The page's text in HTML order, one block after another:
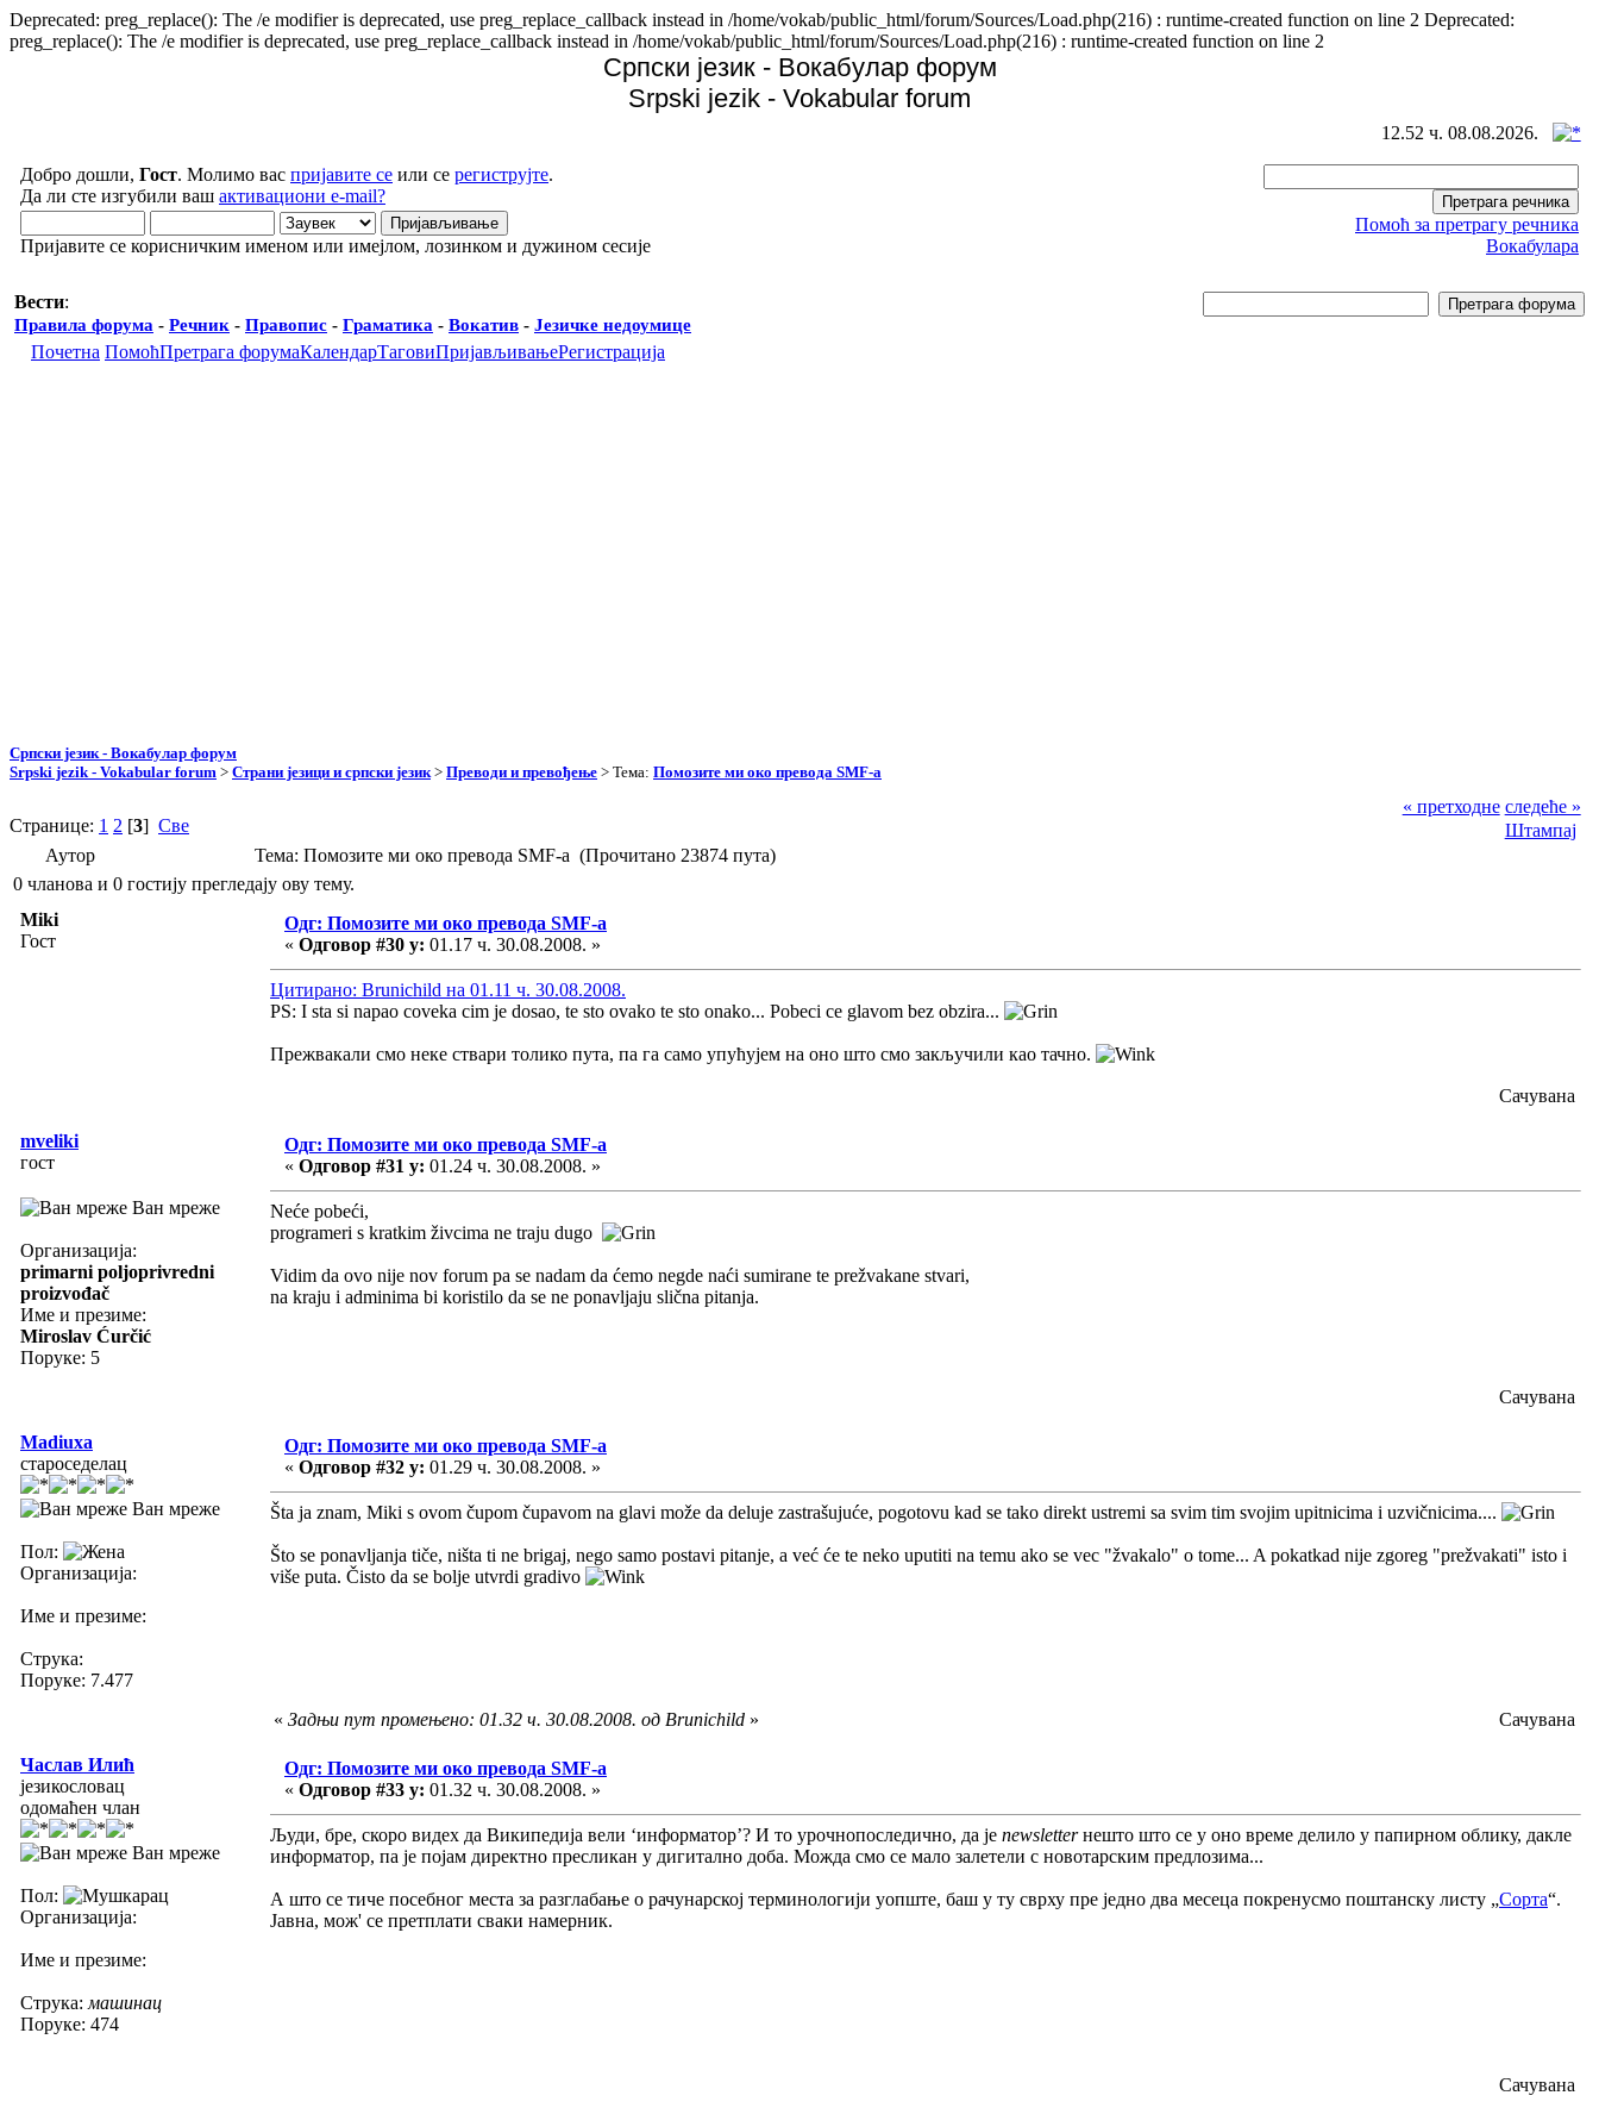
Deprecated: preg_replace(): The /e modifier is deprecated, use preg_replace_callback instead in /home/vokab/public_html/forum/Sources/Load.php(216) : runtime-created function on line 2 Deprecated:
preg_replace(): The /e modifier is deprecated, use preg_replace_callback instead in /home/vokab/public_html/forum/Sources/Load.php(216) : runtime-created function on line 2
Српски језик - Вокабулар форум
Srpski jezik - Vokabular forum
12.52 ч. 08.08.2026.
Добро дошли, Гост. Молимо вас пријавите се или се региструјте.
Да ли сте изгубили ваш активациони e-mail?
Пријавите се корисничким именом или имејлом, лозинком и дужином сесије
Помоћ за претрагу речника
Вокабулара
Вести:
Правила форума - Речник - Правопис - Граматика - Вокатив - Језичке недоумице
Почетна ПомоћПретрага форумаКалендарТаговиПријављивањеРегистрација
Српски језик - Вокабулар форум
Srpski jezik - Vokabular forum > Страни језици и српски језик > Преводи и превођење > Тема: Помозите ми око превода SMF-a
Странице: 1 2 [3] Све
« претходне следеће »
Штампај
Аутор
Тема: Помозите ми око превода SMF-a (Прочитано 23874 пута)
0 чланова и 0 гостију прегледају ову тему.
Miki
Гост
Одг: Помозите ми око превода SMF-a
« Одговор #30 у: 01.17 ч. 30.08.2008. »
Цитирано: Brunichild на 01.11 ч. 30.08.2008.
PS: I sta si napao coveka cim je dosao, te sto ovako te sto onako... Pobeci ce glavom bez obzira...
Прежвакали смо неке ствари толико пута, па га само упућујем на оно што смо закључили као тачно.
Сачувана
mveliki
гост
Ван мреже
Организација:
primarni poljoprivredni
proizvođač
Име и презиме:
Miroslav Ćurčić
Поруке: 5
Одг: Помозите ми око превода SMF-a
« Одговор #31 у: 01.24 ч. 30.08.2008. »
Neće pobeći,
programeri s kratkim živcima ne traju dugo
Vidim da ovo nije nov forum pa se nadam da ćemo negde naći sumirane te prežvakane stvari,
na kraju i adminima bi koristilo da se ne ponavljaju slična pitanja.
Сачувана
Madiuxa
староседелац
Ван мреже
Пол:
Организација:
Име и презиме:
Струка:
Поруке: 7.477
Одг: Помозите ми око превода SMF-a
« Одговор #32 у: 01.29 ч. 30.08.2008. »
Šta ja znam, Miki s ovom čupom čupavom na glavi može da deluje zastrašujuće, pogotovu kad se tako direkt ustremi sa svim tim svojim upitnicima i uzvičnicima....
Što se ponavljanja tiče, ništa ti ne brigaj, nego samo postavi pitanje, a već će te neko uputiti na temu ako se vec "žvakalo" o tome... A pokatkad nije zgoreg "prežvakati" isto i
više puta. Čisto da se bolje utvrdi gradivo
« Задњи пут промењено: 01.32 ч. 30.08.2008. од Brunichild » Сачувана
Часлав Илић
језикословац
одомаћен члан
Ван мреже
Пол:
Организација:
Име и презиме:
Струка: машинац
Поруке: 474
Одг: Помозите ми око превода SMF-a
« Одговор #33 у: 01.32 ч. 30.08.2008. »
Људи, бре, скоро видех да Википедија вели ‘информатор’? И то урочнопоследично, да је newsletterнешто што се у оно време делило у папирном облику, дакле
информатор, па је појам директно пресликан у дигитално доба. Можда смо се мало залетели с новотарским предлозима...
А што се тиче посебног места за разглабање о рачунарској терминологији уопште, баш у ту сврху пре једно два месеца покренусмо поштанску листу „Сорта“.
Јавна, мож' се претплати сваки намерник.
Сачувана